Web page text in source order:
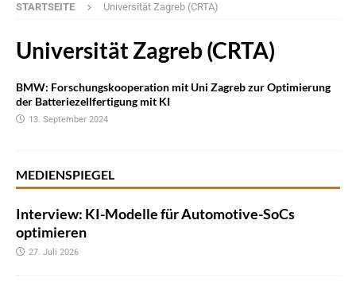
STARTSEITE Universität Zagreb (CRTA)
Universität Zagreb (CRTA)
BMW: Forschungskooperation mit Uni Zagreb zur Optimierung
der Batteriezellfertigung mit KI
13. September 2024
MEDIENSPIEGEL
Interview: KI-Modelle für Automotive-SoCs
optimieren
27. Juli 2026